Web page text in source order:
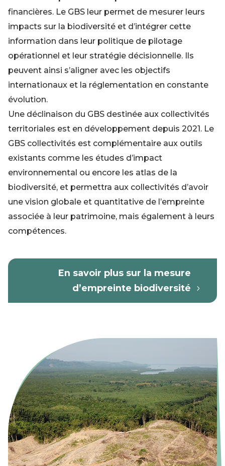
financières. Le GBS leur permet de mesurer leurs
impacts sur la biodiversité et d’intégrer cette
information dans leur politique de pilotage
opérationnel et leur stratégie décisionnelle. Ils
peuvent ainsi s’aligner avec les objectifs
internationaux et la réglementation en constante
évolution.
Une déclinaison du GBS destinée aux collectivités
territoriales est en développement depuis 2021. Le
GBS collectivités est complémentaire aux outils
existants comme les études d’impact
environnemental ou encore les atlas de la
biodiversité, et permettra aux collectivités d’avoir
une vision globale et quantitative de l’empreinte
associée à leur patrimoine, mais également à leurs
compétences.
En savoir plus sur la mesure
d’empreinte biodiversité